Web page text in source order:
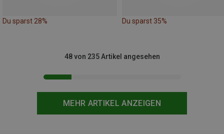
Du sparst 28% Du sparst 35%
MEHR ARTIKEL ANZEIGEN
48 von 235 Artikel angesehen